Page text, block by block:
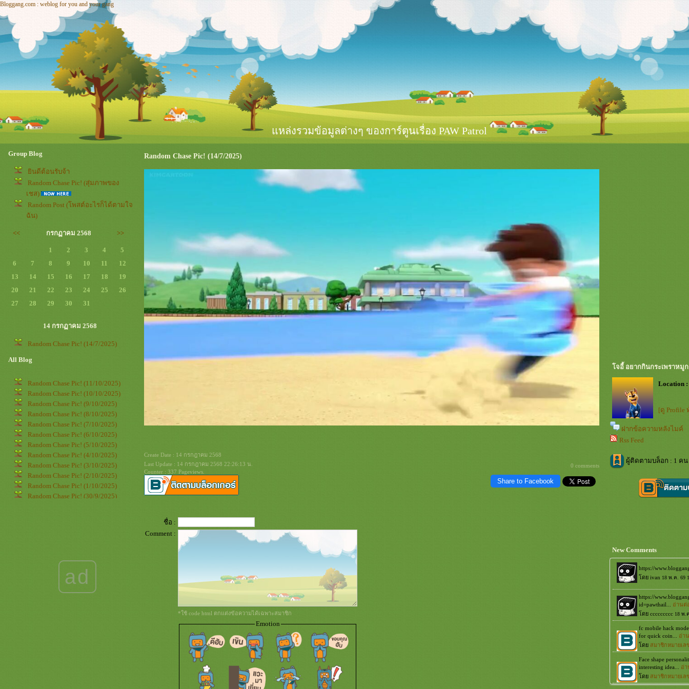
Bloggang.com : weblog for you and your gang
หล่งรวมข้อมูลต่างๆ ของการ์ตูนเรื่อง PAW Patrol
Group Blog
ินดีต้อนรับจ้า
Random Chase Pic! (สุ่มภาพของ
เชส)
Random Post (โพสต์อะไรก็ได้ตามใจ
ฉัน)
<< กรกฏาคม 2568 >>
1 2 3 4
5
6
7 8 9 10 11
12
13
14 15 16 17 18
19
20
21 22 23 24 25
26
27
28 29 30 31
14 กรกฏาคม 2568
Random Chase Pic! (14/7/2025)
All Blog
Random Chase Pic! (11/10/2025)
Random Chase Pic! (10/10/2025)
Random Chase Pic! (9/10/2025)
Random Chase Pic! (8/10/2025)
Random Chase Pic! (7/10/2025)
Random Chase Pic! (6/10/2025)
Random Chase Pic! (5/10/2025)
Random Chase Pic! (4/10/2025)
Random Chase Pic! (3/10/2025)
Random Chase Pic! (2/10/2025)
Random Chase Pic! (1/10/2025)
Random Chase Pic! (30/9/2025)
Random Chase Pic! (23/9/2025)
Random Chase Pic! (22/9/2025)
Random Chase Pic! (21/9/2025)
ad
Random Chase Pic! (14/7/2025)
Create Date : 14 กรกฎาคม 2568
Last Update : 14 กรกฎาคม 2568 22:26:13 น.
Counter : 337 Pageviews.
0 comments
Share to Facebook
ชื่อ :
Comment :
*ใช้ code html ตกแต่งข้อความได้เฉพาะสมาชิก
Emotion
จอี้ อยากกินกระเพราหมู
Location :
[ดู Profile
ฝากข้อความหลังไมค์
Rss Feed
ผู้ติดตามบล็อก : 1 คน
New Comments